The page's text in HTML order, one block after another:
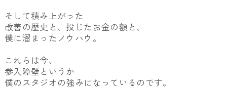
そして積み上がった
改善の歴史と、投じたお金の額と、
僕に溜まったノウハウ。
これらは今、
参入障壁というか
僕のスタジオの強みになっているのです。